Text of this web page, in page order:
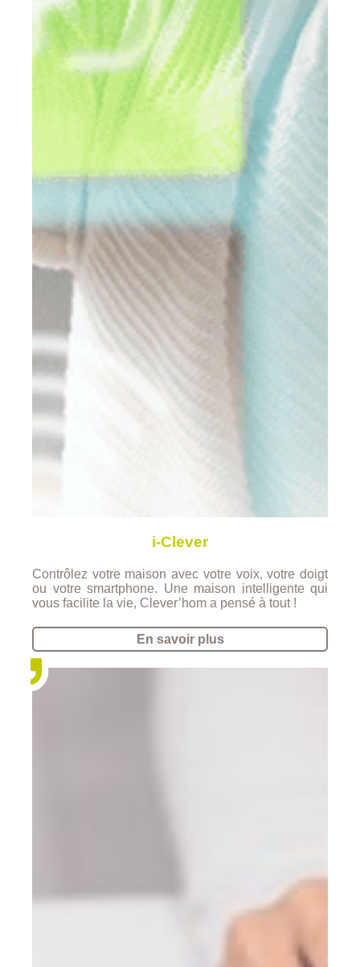
i-Clever
Contrôlez votre maison avec votre voix, votre doigt
ou votre smartphone. Une maison intelligente qui
vous facilite la vie, Clever’hom a pensé à tout !
En savoir plus